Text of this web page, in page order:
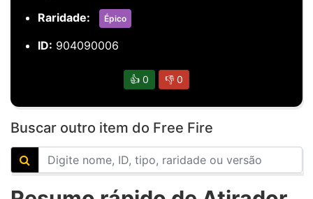
Raridade:
Épico
ID: 904090006
👍 0 👎 0
Buscar outro item do Free Fire